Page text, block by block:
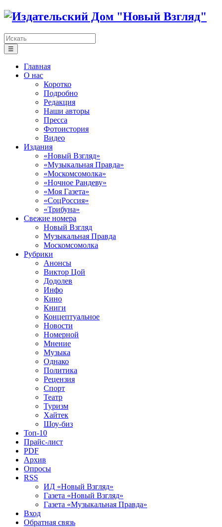
☰
Главная
О нас
Коротко
Подробно
Редакция
Наши авторы
Пресса
Фотоистория
Видео
Издания
«Новый Взгляд»
«Музыкальная Правда»
«Москомсомолка»
«Ночное Рандеву»
«Моя Газета»
«СоцРоссия»
«Трибуна»
Свежие номера
Новый Взгляд
Музыкальная Правда
Москомсомолка
Рубрики
Анонсы
Виктор Цой
Додолев
Инфо
Кино
Книги
Концептуальное
Новости
Номерной
Мнение
Музыка
Однако
Политика
Рецензия
Спорт
Театр
Туризм
Хайтек
Шоу-биз
Топ-10
Прайс-лист
PDF
Архив
Опросы
RSS
ИД «Новый Взгляд»
Газета «Новый Взгляд»
Газета «Музыкальная Правда»
Вход
Обратная связь